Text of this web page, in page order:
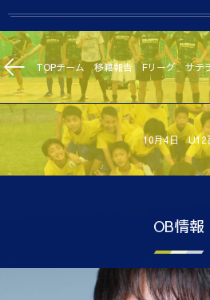
TOPチーム 移籍報告 Fリーグ サテ
10月4日 U12
OB情報